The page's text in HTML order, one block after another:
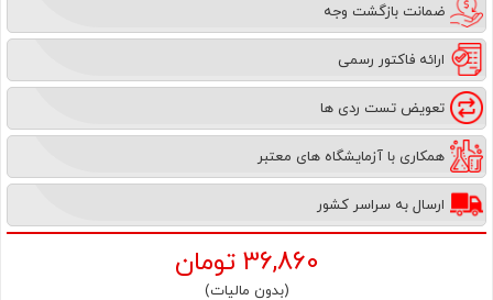
ضمانت بازگشت وجه
ارائه فاکتور رسمی
تعویض تست ردی ها
همکاری با آزمایشگاه های معتبر
ارسال به سراسر کشور
36,860 تومان
(بدون مالیات)